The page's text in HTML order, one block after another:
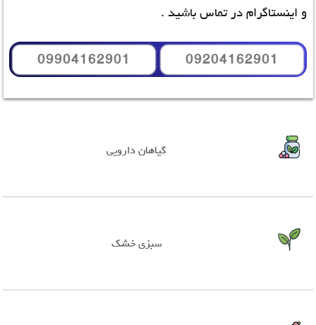
و اینستاگرام در تماس باشید .
09204162901
09904162901
گیاهان دارویی
سبزی خشک